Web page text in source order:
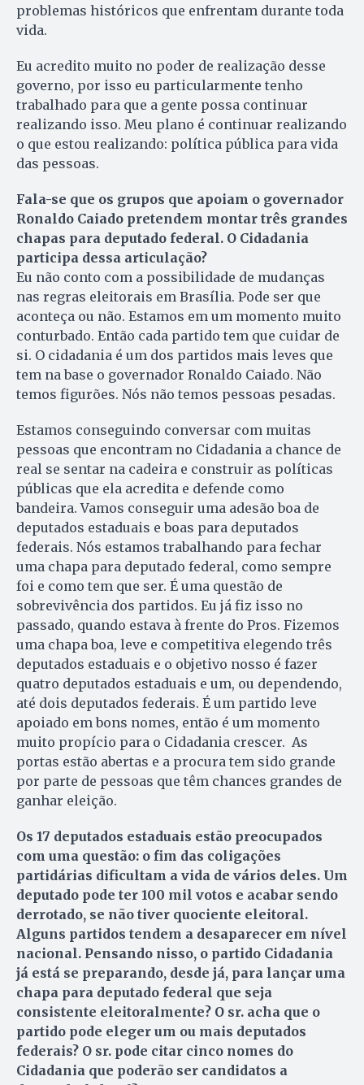
problemas históricos que enfrentam durante toda
vida.
Eu acredito muito no poder de realização desse
governo, por isso eu particularmente tenho
trabalhado para que a gente possa continuar
realizando isso. Meu plano é continuar realizando
o que estou realizando: política pública para vida
das pessoas.
Fala-se que os grupos que apoiam o governador
Ronaldo Caiado pretendem montar três grandes
chapas para deputado federal. O Cidadania
participa dessa articulação?
Eu não conto com a possibilidade de mudanças
nas regras eleitorais em Brasília. Pode ser que
aconteça ou não. Estamos em um momento muito
conturbado. Então cada partido tem que cuidar de
si. O cidadania é um dos partidos mais leves que
tem na base o governador Ronaldo Caiado. Não
temos figurões. Nós não temos pessoas pesadas.
Estamos conseguindo conversar com muitas
pessoas que encontram no Cidadania a chance de
real se sentar na cadeira e construir as políticas
públicas que ela acredita e defende como
bandeira. Vamos conseguir uma adesão boa de
deputados estaduais e boas para deputados
federais. Nós estamos trabalhando para fechar
uma chapa para deputado federal, como sempre
foi e como tem que ser. É uma questão de
sobrevivência dos partidos. Eu já fiz isso no
passado, quando estava à frente do Pros. Fizemos
uma chapa boa, leve e competitiva elegendo três
deputados estaduais e o objetivo nosso é fazer
quatro deputados estaduais e um, ou dependendo,
até dois deputados federais. É um partido leve
apoiado em bons nomes, então é um momento
muito propício para o Cidadania crescer. As
portas estão abertas e a procura tem sido grande
por parte de pessoas que têm chances grandes de
ganhar eleição.
Os 17 deputados estaduais estão preocupados
com uma questão: o fim das coligações
partidárias dificultam a vida de vários deles. Um
deputado pode ter 100 mil votos e acabar sendo
derrotado, se não tiver quociente eleitoral.
Alguns partidos tendem a desaparecer em nível
nacional. Pensando nisso, o partido Cidadania
já está se preparando, desde já, para lançar uma
chapa para deputado federal que seja
consistente eleitoralmente? O sr. acha que o
partido pode eleger um ou mais deputados
federais? O sr. pode citar cinco nomes do
Cidadania que poderão ser candidatos a